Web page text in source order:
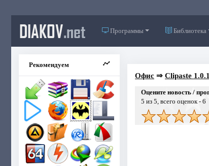
DIAKOV.net Программы Библиотека
Рекомендуем
Офис⇒ Clipaste 1.0.1
Оцените новость /
5 из 5, всего оценок - 6